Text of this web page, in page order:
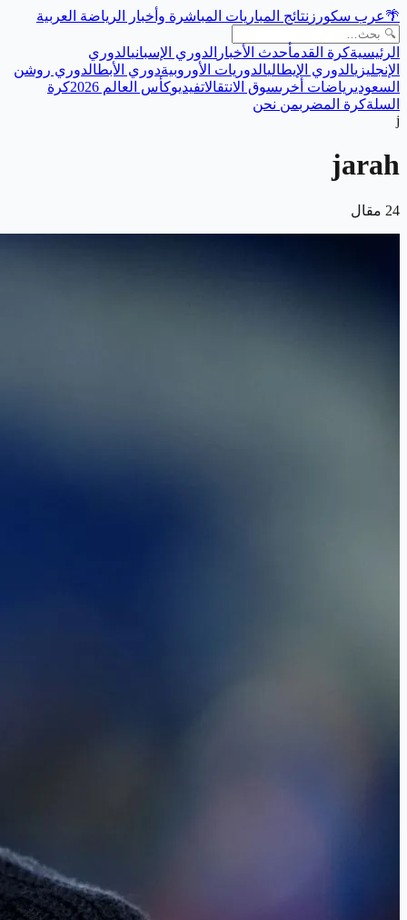
🌴عرب سكورز نتائج المباريات المباشرة وأخبار الرياضة العربية
الرئيسيةكرة القدمأحدث الأخبار الدوري الإسبانيالدوري
الإنجليزيالدوري الإيطاليالدوريات الأوروبيةدوري الأبطالدوري روشن
السعوديرياضات أخرىسوق الانتقالاتفيديوكأس العالم 2026
كرة
السلةكرة المضربمن نحن
j
jarah
24 مقال